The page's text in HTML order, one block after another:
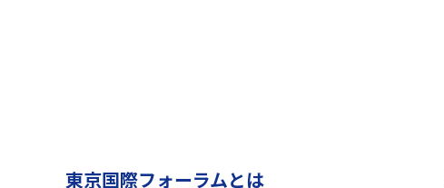
東京国際フォーラムとは